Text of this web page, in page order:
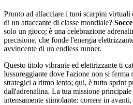
Pronto ad allacciare i tuoi scarpini virtuali
di un attaccante di classe mondiale?
solo un gioco; è una celebrazione
precisione, che fonde l'energia
avvincente di un endless runner.
Questo titolo vibrante ed elettrizzante ti
lussureggiante dove l'azione non si ferma
strategici a ritmo lento; qui, è tutto sprint
dall'adrenalina. La tua missione principale
intensamente stimolante: correre in